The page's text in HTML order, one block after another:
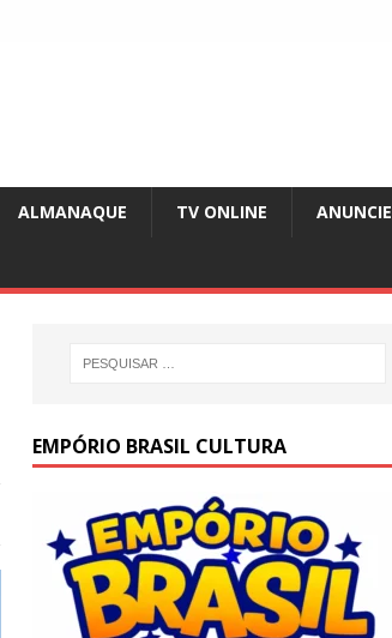
ALMANAQUE TV ONLINE ANUNCIE
EMPÓRIO BRASIL CULTURA